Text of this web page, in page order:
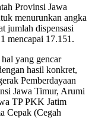
Provinsi Jawa
menurunkan angka
jumlah dispensasi
mencapai 17.151.
yang gencar
hasil konkret,
Pemberdayaan
Jawa Timur, Arumi
TP PKK Jatim
Cepak (Cegah